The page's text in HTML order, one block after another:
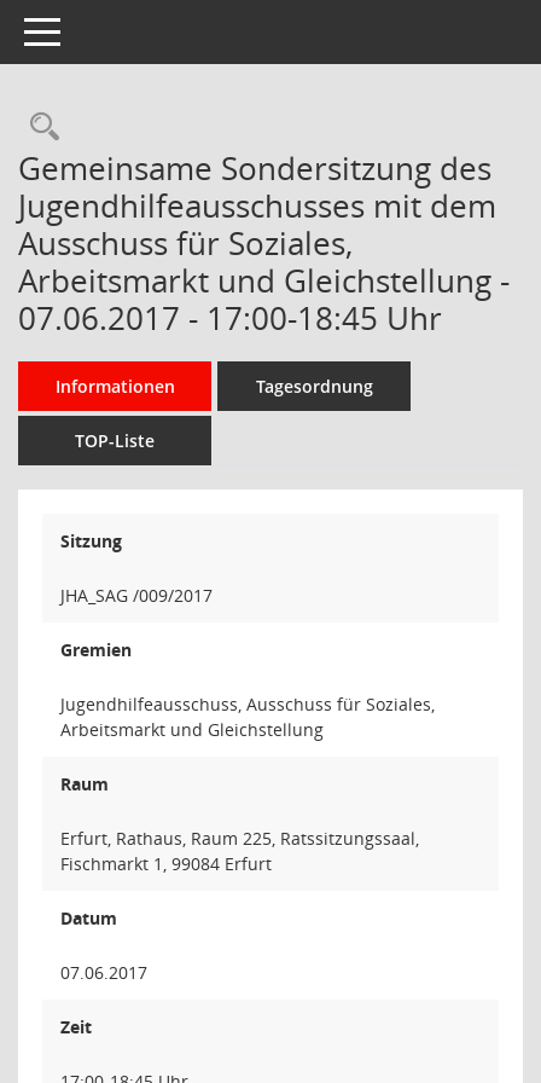
Toggle navigation
Rechercheauswahl
Gemeinsame Sondersitzung des
Jugendhilfeausschusses mit dem
Ausschuss für Soziales,
Arbeitsmarkt und Gleichstellung -
07.06.2017 - 17:00-18:45 Uhr
Informationen Tagesordnung
TOP-Liste
Sitzung
JHA_SAG /009/2017
Gremien
Jugendhilfeausschuss, Ausschuss für Soziales,
Arbeitsmarkt und Gleichstellung
Raum
Erfurt, Rathaus, Raum 225, Ratssitzungssaal,
Fischmarkt 1, 99084 Erfurt
Datum
07.06.2017
Zeit